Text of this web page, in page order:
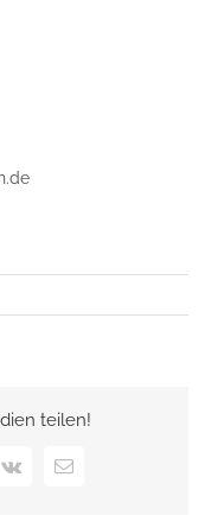
teilen!
Vk
E-